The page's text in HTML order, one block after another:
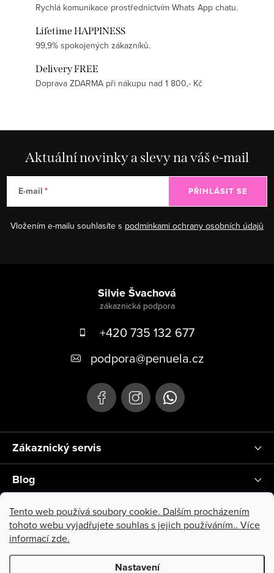
Tento web používá soubory cookie. Dalším procházením
tohoto webu vyjadřujete souhlas s jejich používáním.. Více
informacízde.
Nastavení
Rychlá komunikace prostřednictvím Whats App chatu.
Lifetime HAPPINESS
99,9% spokojených zákazníků.
Delivery FREE
Doprava ZDARMA při nákupu nad 1 800,- Kč
Aktuální novinky a slevy na váš e-mail
E-mail
Vložením e-mailu souhlasíte s podmínkami ochrany osobních údajů
PŘIHLÁSIT SE
Silvie Švachová
+420 735 132 677
podpora@penuela.cz
Zákaznický servis
Blog
Instagram